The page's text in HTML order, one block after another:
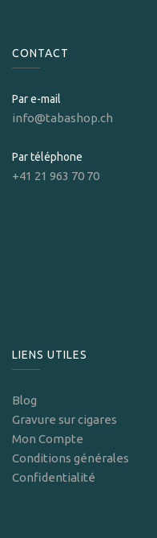
CONTACT
Par e-mail
info@tabashop.ch
Par téléphone
+41 21 963 70 70
LIENS UTILES
Blog
Gravure sur cigares
Mon Compte
Conditions générales
Confidentialité